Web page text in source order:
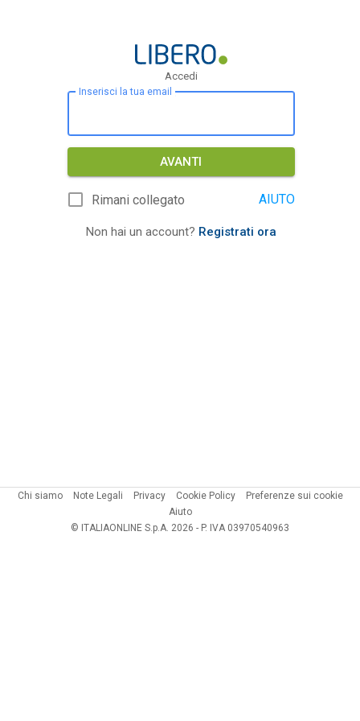
Accedi
Inserisci la tua email
AVANTI
Rimani collegato AIUTO
Non hai un account? Registrati ora
Chi siamo Note Legali Privacy Cookie Policy
Preferenze sui cookie
Aiuto
© ITALIAONLINE S.p.A. 2026 - P. IVA 03970540963